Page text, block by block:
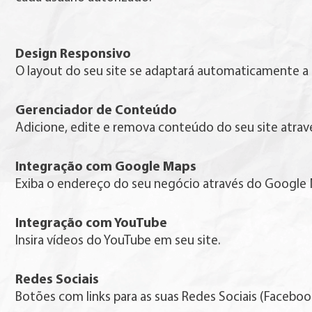
Design Responsivo
O layout do seu site se adaptará automaticamente
Gerenciador de Conteúdo
Adicione, edite e remova conteúdo do seu site
Integração com Google Maps
Exiba o endereço do seu negócio através do Google
Integração com YouTube
Insira vídeos do YouTube em seu site.
Redes Sociais
Botões com links para as suas Redes Sociais